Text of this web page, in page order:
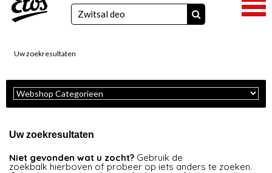
Uw zoekresultaten
Uw zoekresultaten
Niet gevonden wat u zocht? Gebruik de
zoekbalk hierboven of probeer op iets anders te zoeken.